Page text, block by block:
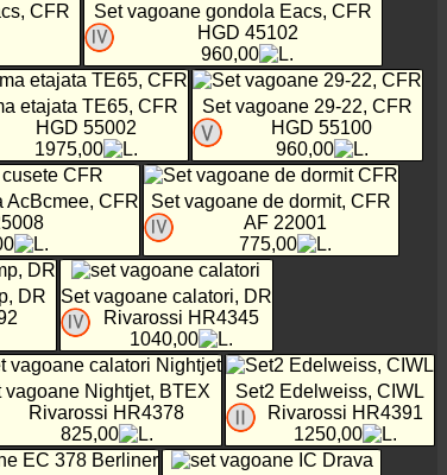
CFR
Set vagoane gondola Eacs, CFR
HGD 45102
960,00
etajata TE65, CFR
HGD 55002
1975,00
Set vagoane 29-22, CFR
HGD 55100
960,00
AcBcmee, CFR
Set vagoane de dormit, CFR
AF 22001
775,00
DR
Set vagoane calatori, DR
Rivarossi HR4345
1040,00
vagoane Nightjet, BTEX
Rivarossi HR4378
825,00
Set2 Edelweiss, CIWL
Rivarossi HR4391
1250,00